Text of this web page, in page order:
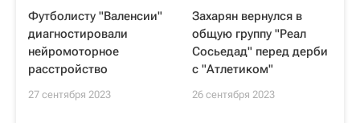
Футболисту "Валенсии"
диагностировали
нейромоторное
расстройство
27 сентября 2023
Захарян вернулся в
общую группу "Реал
Сосьедад" перед дерби
с "Атлетиком"
26 сентября 2023